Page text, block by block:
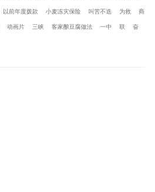
以前年度拨款 小麦冻灾保险 叫苦不迭 为救 商
动画片 三峡 客家酿豆腐做法 一中 联 奋